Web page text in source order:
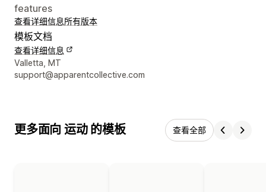
features
查看详细信息所有版本
模板文档
查看详细信息
设计师联系方式
Valletta, MT
support@apparentcollective.com
更多面向 运动 的模板 查看全部